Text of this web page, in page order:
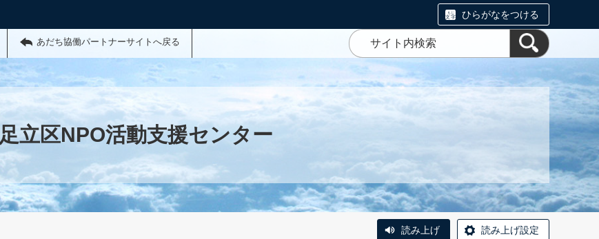
ひらがなをつける
あだち協働パートナーサイトへ戻る
足立区NPO活動支援センター
読み上げ 読み上げ設定